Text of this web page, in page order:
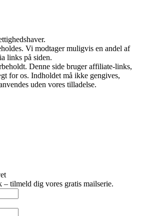
Vi modtager muligvis en andel af
links på siden.
Denne side bruger affiliate-links,
for os. Indholdet må ikke gengives,
uden vores tilladelse.
tilmeld dig vores gratis mailserie.